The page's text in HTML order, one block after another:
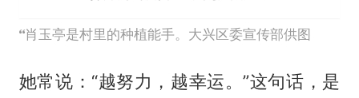
肖玉亭是村里的种植能手。大兴区委宣传部供图
她常说：“越努力，越幸运。”这句话，是